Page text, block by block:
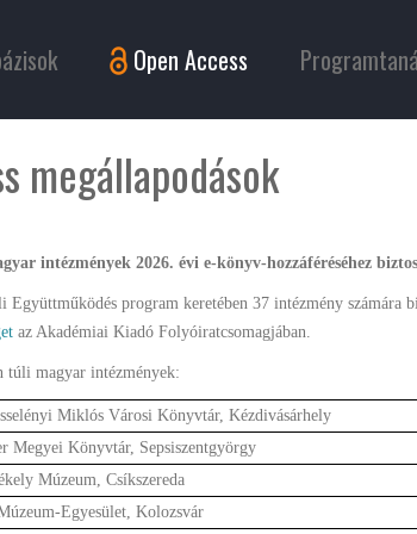
Open Access
megállapodások
intézmények 2026. évi e-könyv-hozzáféréséhez
program keretében 37 intézmény számára
az Akadémiai Kiadó Folyóiratcsomagjában.
túli magyar intézmények:
Miklós Városi Könyvtár, Kézdivásárhely
Megyei Könyvtár, Sepsiszentgyörgy
Múzeum, Csíkszereda
Egyesület, Kolozsvár